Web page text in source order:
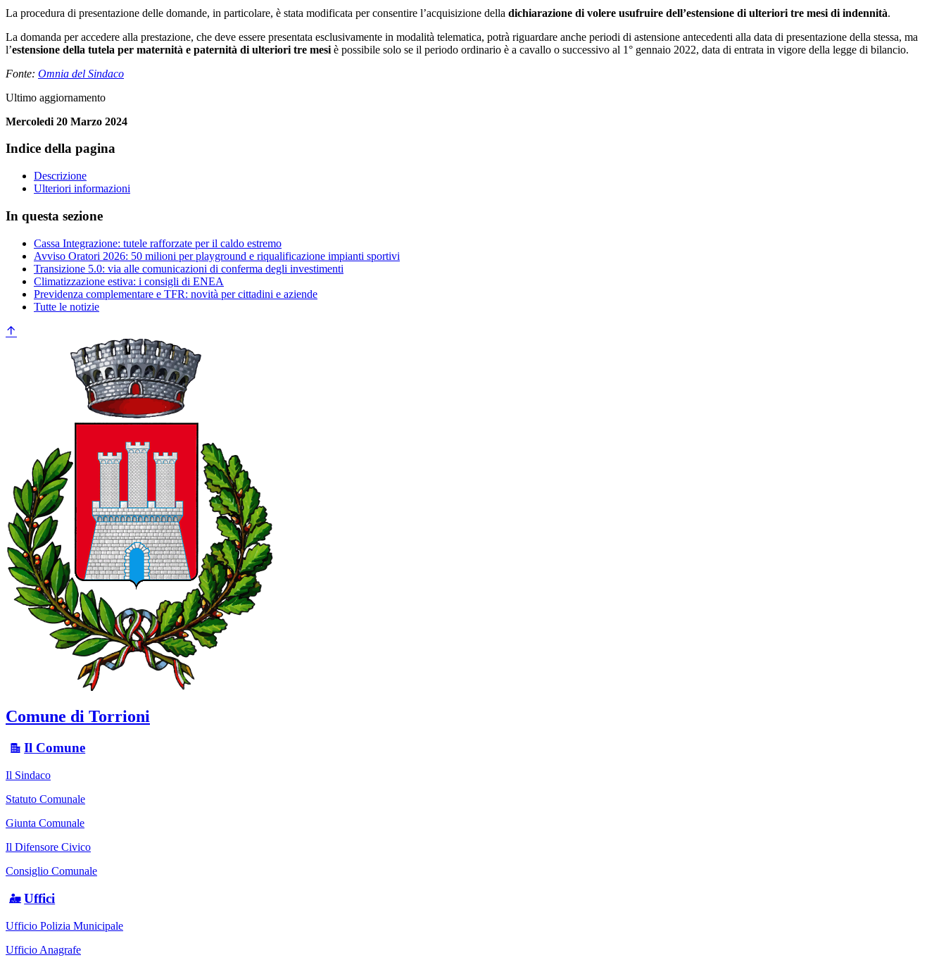
La procedura di presentazione delle domande, in particolare, è stata modificata per consentire l’acquisizione della dichiarazione di volere usufruire dell’estensione di ulteriori tre mesi di indennità.
La domanda per accedere alla prestazione, che deve essere presentata esclusivamente in modalità telematica, potrà riguardare anche periodi di astensione antecedenti alla data di presentazione della stessa, ma
l’estensione della tutela per maternità e paternità di ulteriori tre mesi è possibile solo se il periodo ordinario è a cavallo o successivo al 1° gennaio 2022, data di entrata in vigore della legge di bilancio.
Fonte: Omnia del Sindaco
Ultimo aggiornamento
Mercoledi 20 Marzo 2024
Indice della pagina
Descrizione
Ulteriori informazioni
In questa sezione
Cassa Integrazione: tutele rafforzate per il caldo estremo
Avviso Oratori 2026: 50 milioni per playground e riqualificazione impianti sportivi
Transizione 5.0: via alle comunicazioni di conferma degli investimenti
Climatizzazione estiva: i consigli di ENEA
Previdenza complementare e TFR: novità per cittadini e aziende
Tutte le notizie
Comune di Torrioni
Il Comune
Il Sindaco
Statuto Comunale
Giunta Comunale
Il Difensore Civico
Consiglio Comunale
Uffici
Ufficio Polizia Municipale
Ufficio Anagrafe